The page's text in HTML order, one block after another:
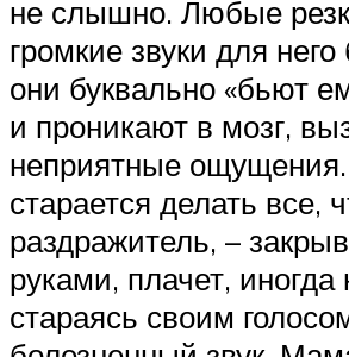
не слышно. Любые
громкие звуки для
они буквально «бьют
и проникают в мозг,
неприятные
старается делать все,
раздражитель, –
руками, плачет, иногда
стараясь своим